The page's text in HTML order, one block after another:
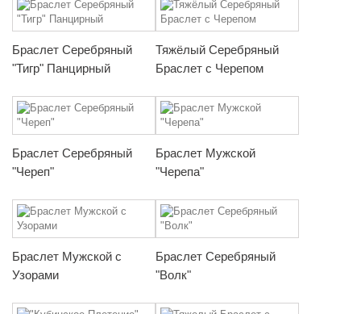
Браслет Серебряный
"Тигр" Панцирный
Тяжёлый Серебряный
Браслет с Черепом
Браслет Серебряный
"Череп"
Браслет Мужской
"Черепа"
Браслет Мужской с
Узорами
Браслет Серебряный
"Волк"